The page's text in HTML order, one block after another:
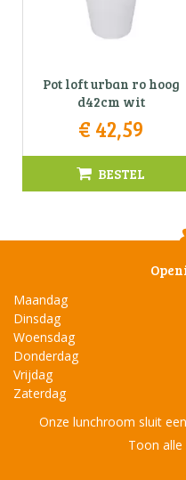
Pot loft urban ro hoog
d42cm wit
€ 42,59
BESTEL
Maandag
Dinsdag
Woensdag
Donderdag
Vrijdag
Zaterdag
Onze lunchroom sluit
Toon